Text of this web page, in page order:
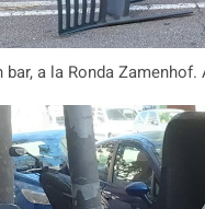
bar, a la Ronda